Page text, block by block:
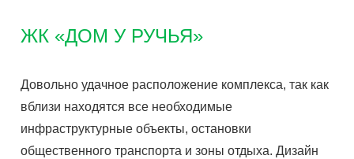
ЖК «ДОМ У РУЧЬЯ»
Довольно удачное расположение комплекса, так как
вблизи находятся все необходимые
инфраструктурные объекты, остановки
общественного транспорта и зоны отдыха. Дизайн